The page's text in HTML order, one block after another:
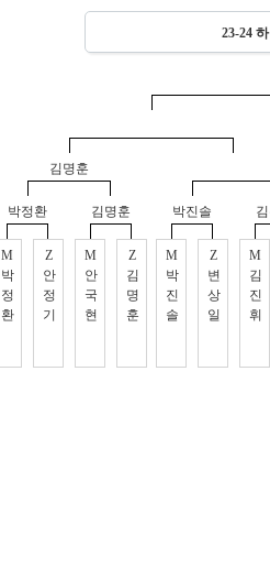
23-24
김명훈
박정환
M
박
정
환
Z
안
정
기
김명훈
M
안
국
현
Z
김
명
훈
박진솔
M
박
진
솔
Z
변
상
일
M
김
진
휘